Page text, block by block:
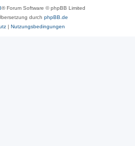
® Forum Software © phpBB Limited
durch phpBB.de
| Nutzungsbedingungen